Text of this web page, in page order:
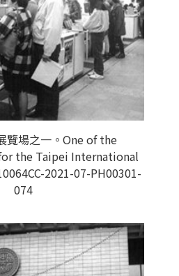
覽場之一。One of the
the Taipei International
2021-07-PH00301-
074